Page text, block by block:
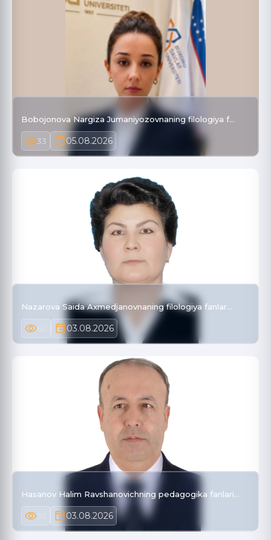
Bobojonova Nargiza Jumaniyozovnaning filologiya f…
33 05.08.2026
Nazarova Saida Axmedjanovnaning filologiya fanlar…
03.08.2026
Hasanov Halim Ravshanovichning pedagogika fanlari…
03.08.2026